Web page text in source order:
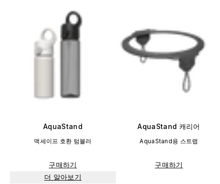
AquaStand
맥세이프 호환 텀블러
구매하기
더 알아보기
AquaStand 캐리어
AquaStand용 스트랩
구매하기